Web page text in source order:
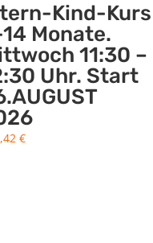
Kind-Kurs
Monate.
11:30 –
Uhr. Start
€